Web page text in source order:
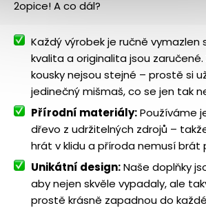
2opice! A co dál?
Každý výrobek je ručně vymazlen
kvalita a originalita jsou
kousky nejsou stejné – prostě si
jedinečný mišmaš, co se jen tak
Přírodní materiály:Používáme
dřevo z udržitelných zdrojů –
hrát v klidu a příroda nemusí brát
Unikátní design:Naše doplňky
aby nejen skvěle vypadaly, ale
prostě krásně zapadnou do